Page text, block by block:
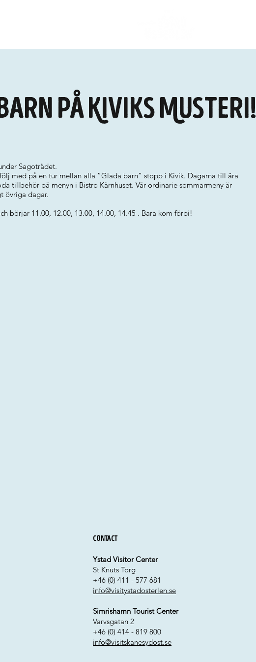
på Kiviks Musteri!
Sagoträdet.
med på en tur mellan alla ”Glada barn” stopp i Kivik. Dagarna till ära
tillbehör på menyn i Bistro Kärnhuset. Vår ordinarie sommarmeny är
övriga dagar.
börjar 11.00, 12.00, 13.00, 14.00, 14.45 . Bara kom förbi!
Contact
Ystad Visitor Center
St Knuts Torg
+46 (0) 411 - 577 681
info@visitystadosterlen.se
Simrishamn Tourist Center
Varvsgatan 2
+46 (0) 414 - 819 800
info@visitskanesydost.se